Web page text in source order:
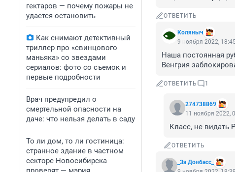
гектаров — почему пожары не
удается остановить
Как снимают детективный
триллер про «свинцового
маньяка» со звездами
сериалов: фото со съемок и
первые подробности
Врач предупредил о
смертельной опасности на
даче: что нельзя делать в саду
То ли дом, то ли гостиница:
странное здание в частном
секторе Новосибирска
ОТВЕТИТЬ
Коляныч
9 ноября 2022,
Наша постоянная
Венгрия
ОТВЕТИТЬ 1
274738869
11 ноября 2022,
Класс, не видать
ОТВЕТИТЬ
_За Донбасс_